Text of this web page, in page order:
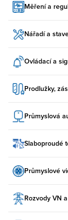
Měření a
Nářadí a
Ovládací a
Prodlužky,
Průmyslová
Slaboproudé
Průmyslové
Rozvody VN